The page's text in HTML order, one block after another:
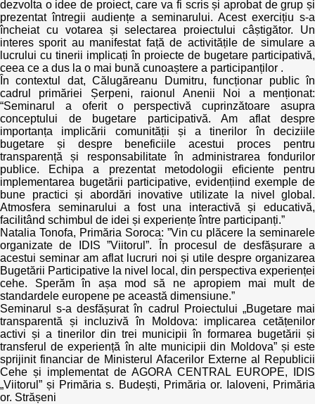
dezvolta o idee de proiect, care va fi scris și aprobat de grup și
prezentat întregii audiențe a seminarului. Acest exercițiu s-a
încheiat cu votarea și selectarea proiectului câștigător. Un
interes sporit au manifestat față de activitățile de simulare a
lucrului cu tinerii implicați în proiecte de bugetare participativă,
ceea ce a dus la o mai bună cunoaștere a participanților .
În contextul dat, Călugăreanu Dumitru, funcționar public în
cadrul primăriei Șerpeni, raionul Anenii Noi a menționat:
“Seminarul a oferit o perspectivă cuprinzătoare asupra
conceptului de bugetare participativă. Am aflat despre
importanța implicării comunității și a tinerilor în deciziile
bugetare și despre beneficiile acestui proces pentru
transparență și responsabilitate în administrarea fondurilor
publice. Echipa a prezentat metodologii eficiente pentru
implementarea bugetării participative, evidențiind exemple de
bune practici și abordări inovative utilizate la nivel global.
Atmosfera seminarului a fost una interactivă și educativă,
facilitând schimbul de idei și experiențe între participanți.”
Natalia Tonofa, Primăria Soroca: ”Vin cu plăcere la seminarele
organizate de IDIS ”Viitorul”. În procesul de desfășurare a
acestui seminar am aflat lucruri noi și utile despre organizarea
Bugetării Participative la nivel local, din perspectiva experienței
cehe. Sperăm în așa mod să ne apropiem mai mult de
standardele europene pe această dimensiune.”
Seminarul s-a desfășurat în cadrul Proiectului „Bugetare mai
transparentă și incluzivă în Moldova: implicarea cetățenilor
activi și a tinerilor din trei municipii în formarea bugetării și
transferul de experiență în alte municipii din Moldova” și este
sprijinit financiar de Ministerul Afacerilor Externe al Republicii
Cehe și implementat de AGORA CENTRAL EUROPE, IDIS
„Viitorul” și Primăria s. Budești, Primăria or. Ialoveni, Primăria
or. Strășeni